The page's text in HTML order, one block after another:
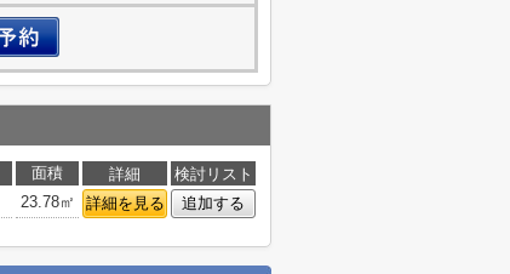
面積 詳細
検討リスト
23.78㎡ 詳細を見る 追加する